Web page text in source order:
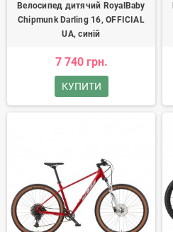
Велосипед дитячий RoyalBaby
Chipmunk Darling 16, OFFICIAL
UA, синій
7 740 грн.
КУПИТИ